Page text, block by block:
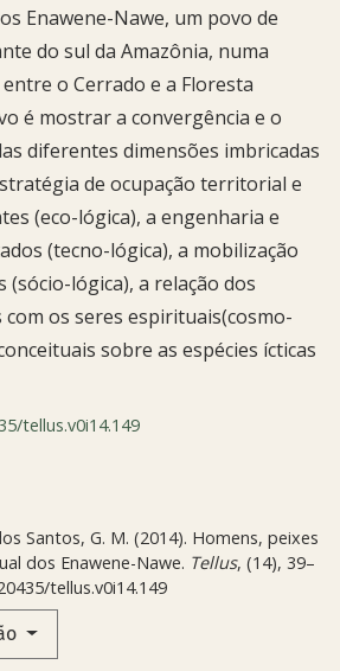
Santos, G. M. (2014). Homens, peixes
dos Enawene-Nawe. Tellus, (14), 39–
tellus.v0i14.149
Enawene-Nawe, um povo de
do sul da Amazônia, numa
o Cerrado e a Floresta
é mostrar a convergência e o
diferentes dimensões imbricadas
de ocupação territorial e
(eco-lógica), a engenharia e
(tecno-lógica), a mobilização
(sócio-lógica), a relação dos
os seres espirituais(cosmo-
sobre as espécies ícticas
tellus.v0i14.149